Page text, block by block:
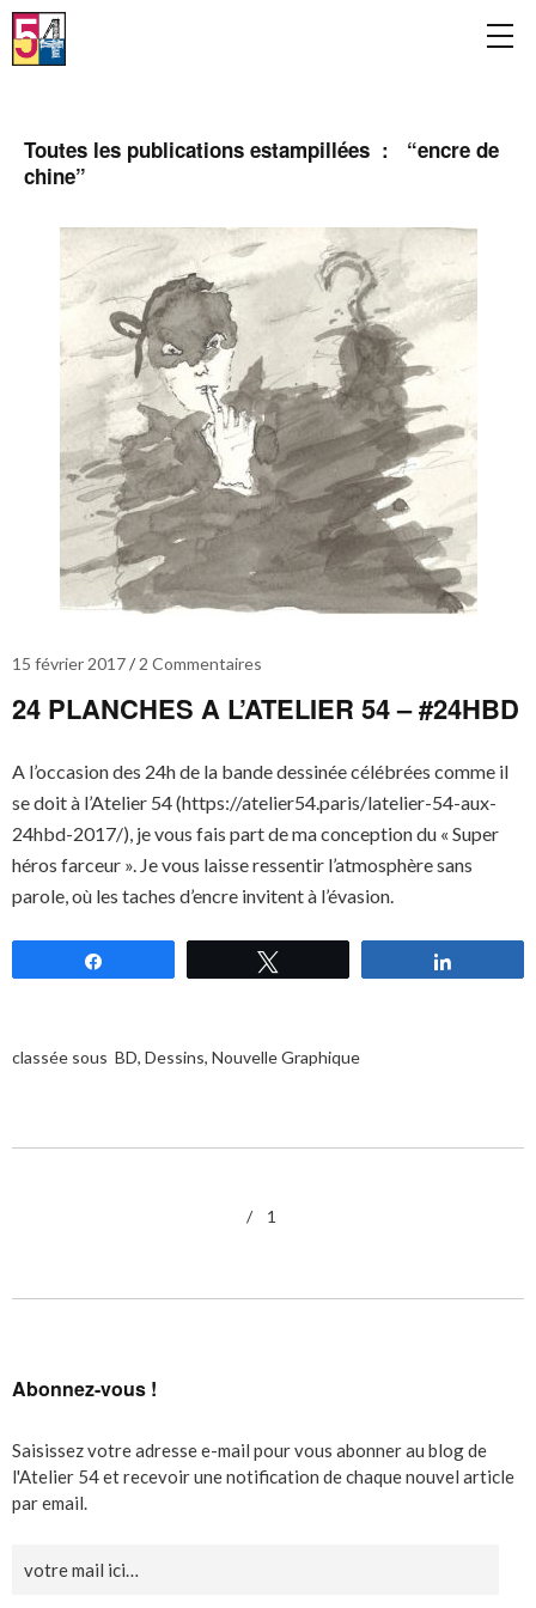
Toutes les publications estampillées : “encre de
chine”
15 février 2017 2 Commentaires
24 PLANCHES A L’ATELIER 54 – #24HBD
A l’occasion des 24h de la bande dessinée célébrées comme il
se doit à l’Atelier 54 (https://atelier54.paris/latelier-54-aux-
24hbd-2017/), je vous fais part de ma conception du « Super
héros farceur ». Je vous laisse ressentir l’atmosphère sans
parole, où les taches d’encre invitent à l’évasion.
classée sous BD, Dessins, Nouvelle Graphique
1
Abonnez-vous !
Saisissez votre adresse e-mail pour vous abonner au blog de
l'Atelier 54 et recevoir une notification de chaque nouvel article
par email.